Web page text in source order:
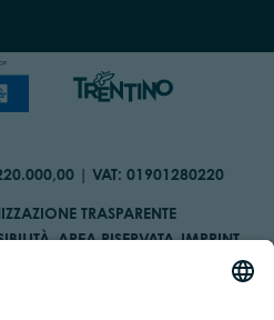
| VAT: 01901280220
TRASPARENTE
AREA RISERVATA IMPRINT